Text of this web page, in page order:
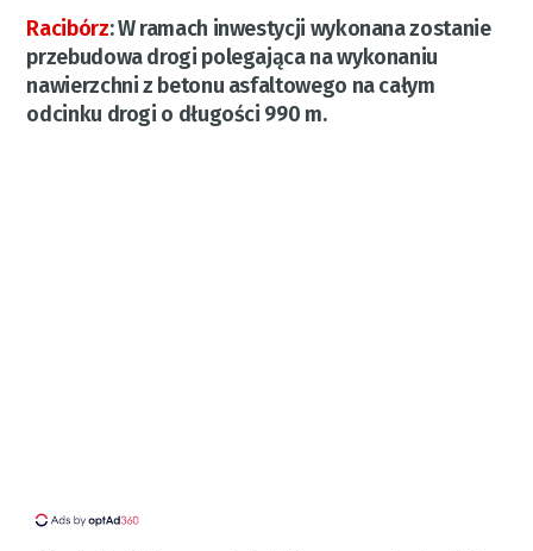
Racibórz:W ramach inwestycji wykonana zostanie
przebudowa drogi polegająca na wykonaniu
nawierzchni z betonu asfaltowego na całym
odcinku drogi o długości 990 m.